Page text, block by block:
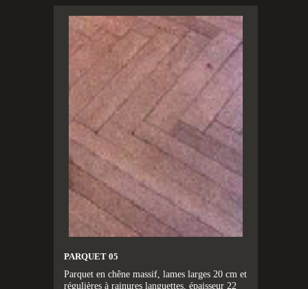
PARQUET 05
Parquet en chêne massif, lames larges 20 cm et
régulières à rainures languettes, épaisseur 22